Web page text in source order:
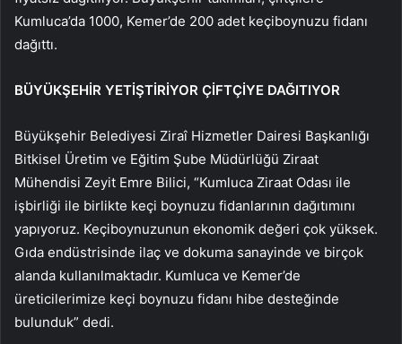
Kumluca’da 1000, Kemer’de 200 adet keçiboynuzu fidanı
dağıttı.
BÜYÜKŞEHİR YETİŞTİRİYOR ÇİFTÇİYE DAĞITIYOR
Büyükşehir Belediyesi Ziraî Hizmetler Dairesi Başkanlığı
Bitkisel Üretim ve Eğitim Şube Müdürlüğü Ziraat
Mühendisi Zeyit Emre Bilici, “Kumluca Ziraat Odası ile
işbirliği ile birlikte keçi boynuzu fidanlarının dağıtımını
yapıyoruz. Keçiboynuzunun ekonomik değeri çok yüksek.
Gıda endüstrisinde ilaç ve dokuma sanayinde ve birçok
alanda kullanılmaktadır. Kumluca ve Kemer’de
üreticilerimize keçi boynuzu fidanı hibe desteğinde
bulunduk” dedi.